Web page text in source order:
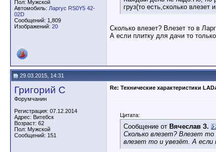
Пол: Мужской
Автомобиль: Ларгус RS0Y5 42-
02D
Сообщений: 1,809
Изображений: 20
груз(то есть,сколько влезет
Сколько влезет? Влезет то в
А если плитку для дачи то
29.03.2015, 14:31
Григорий С
Форумчанин
Регистрация: 07.12.2014
Адрес: Витебск
Возраст: 62
Пол: Мужской
Сообщений: 151
Re: Технические характеристики
Цитата:
Сообщение от Вячеслав З.
Сколько влезет? Влезет
влезет то и увезёт. А если